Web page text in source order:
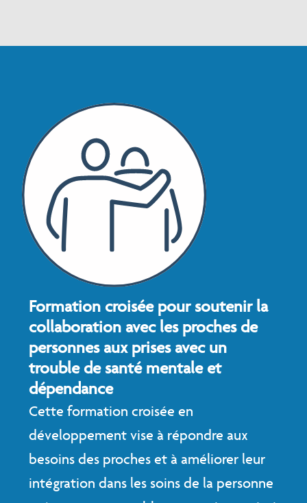
Formation croisée pour soutenir la
collaboration avec les proches de
personnes aux prises avec un
trouble de santé mentale et
dépendance​
Cette formation croisée en
développement vise à répondre aux
besoins des proches et à améliorer leur
intégration dans les soins de la personne